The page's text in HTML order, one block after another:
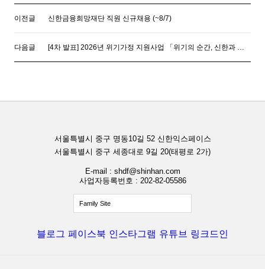
이전글 신한금융희망재단 직원 신규채용 (~8/7)
다음글 [4차 발표] 2026년 위기가정 지원사업 「위기의 순간, 신한과 함께」 대상자 선정 결과 안내
서울특별시 중구 명동10길 52 신한익스페이스
서울특별시 중구 세종대로 9길 20(태평로 2가)
E-mail : shdf@shinhan.com
사업자등록번호 : 202-82-05586
Family Site
블로그 페이스북 인스타그램 유튜브 링크드인